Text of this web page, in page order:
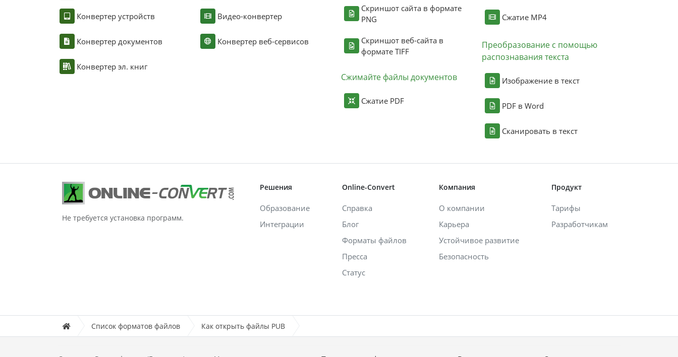
Конвертер устройств
Конвертер документов
Конвертер эл. книг
Видео-конвертер
Конвертер веб-сервисов
Скриншот сайта в формате
PNG
Скриншот веб-сайта в
формате TIFF
Сжимайте файлы документов
Сжатие PDF
Сжатие MP4
Преобразование с помощью
распознавания текста
Изображение в текст
PDF в Word
Сканировать в текст
Не требуется установка программ.
Решения
Образование
Интеграции
Online-Convert
Справка
Блог
Форматы файлов
Пресса
Статус
Компания
О компании
Карьера
Устойчивое развитие
Безопасность
Продукт
Тарифы
Разработчикам
Список форматов файлов Как открыть файлы PUB